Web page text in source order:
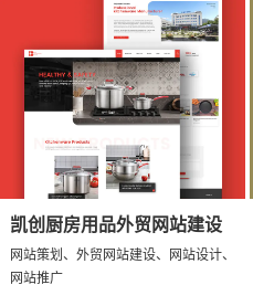
凯创厨房用品外贸网站建设
网站策划、外贸网站建设、网站设计、
网站推广